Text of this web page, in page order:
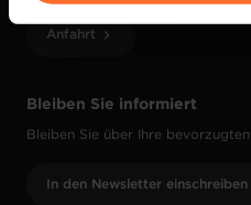
vos données personnelles,
Bleiben Sie informiert
Bleiben Sie über Ihre
In den Newsletter einschreiben
Anfahrt